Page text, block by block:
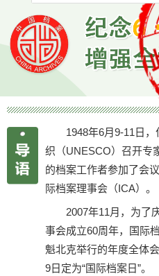
1948年6月9-11日
织（UNESCO）召开专
的档案工作者参加了会
际档案理事会（ICA）。
2007年11月，为了
事会成立60周年，国际
魁北克举行的年度全体
9日定为“国际档案日”。